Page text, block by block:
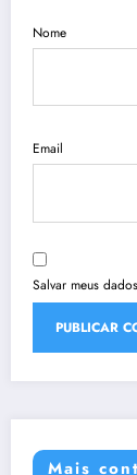
Nome
Email
Salvar meus
Mais